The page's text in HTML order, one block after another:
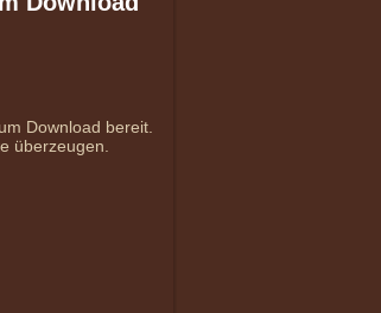
Download bereit.
überzeugen.